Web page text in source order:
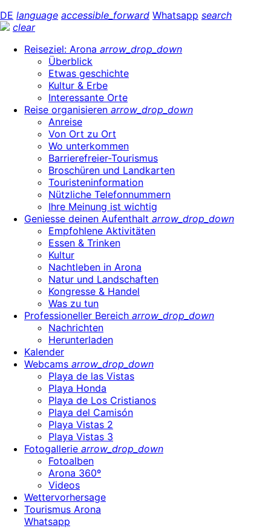
DE language accessible_forward Whatsapp search
clear
Reiseziel: Arona arrow_drop_down
Überblick
Etwas geschichte
Kultur & Erbe
Interessante Orte
Reise organisieren arrow_drop_down
Anreise
Von Ort zu Ort
Wo unterkommen
Barrierefreier-Tourismus
Broschüren und Landkarten
Touristeninformation
Nützliche Telefonnummern
Ihre Meinung ist wichtig
Geniesse deinen Aufenthalt arrow_drop_down
Empfohlene Aktivitäten
Essen & Trinken
Kultur
Nachtleben in Arona
Natur und Landschaften
Kongresse & Handel
Was zu tun
Professioneller Bereich arrow_drop_down
Nachrichten
Herunterladen
Kalender
Webcams arrow_drop_down
Playa de las Vistas
Playa Honda
Playa de Los Cristianos
Playa del Camisón
Playa Vistas 2
Playa Vistas 3
Fotogallerie arrow_drop_down
Fotoalben
Arona 360º
Videos
Wettervorhersage
Tourismus Arona
Whatsapp